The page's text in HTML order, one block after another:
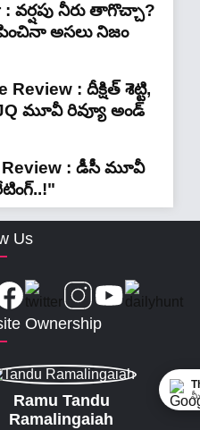
వర్షపు నీరు తాగొచ్చా?
అసలు నిజం
: దీక్షిత్ శెట్టి,
మూవీ రివ్యూ అండ్
Review : డీసీ మూవీ
Us
Ownership
Ramu Tandu
Ramalingaiah